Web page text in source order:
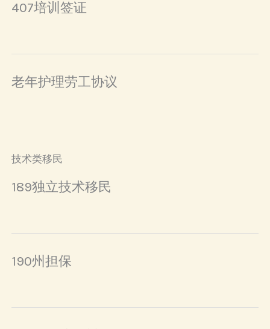
407培训签证
老年护理劳工协议
技术类移民
189独立技术移民
190州担保